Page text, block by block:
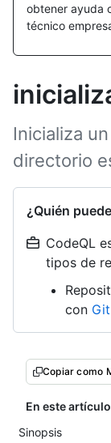
obtener ayuda
técnico
Inicializa
directorio
¿Quién
CodeQL
tipos de
con
Copiar como
En este artículo
Sinopsis